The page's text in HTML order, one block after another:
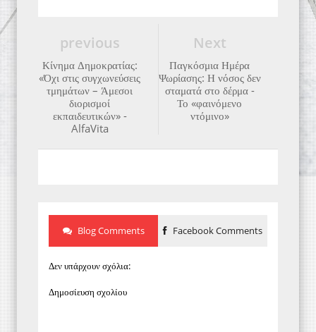
Next
Παγκόσμια Ημέρα
Ψωρίασης: Η νόσος δεν
σταματά στο δέρμα -
Το «φαινόμενο
ντόμινο»
previous
Κίνημα Δημοκρατίας:
«Όχι στις συγχωνεύσεις
τμημάτων – Άμεσοι
διορισμοί
εκπαιδευτικών» -
AlfaVita
Blog Comments Facebook Comments
Δεν υπάρχουν σχόλια:
Δημοσίευση σχολίου